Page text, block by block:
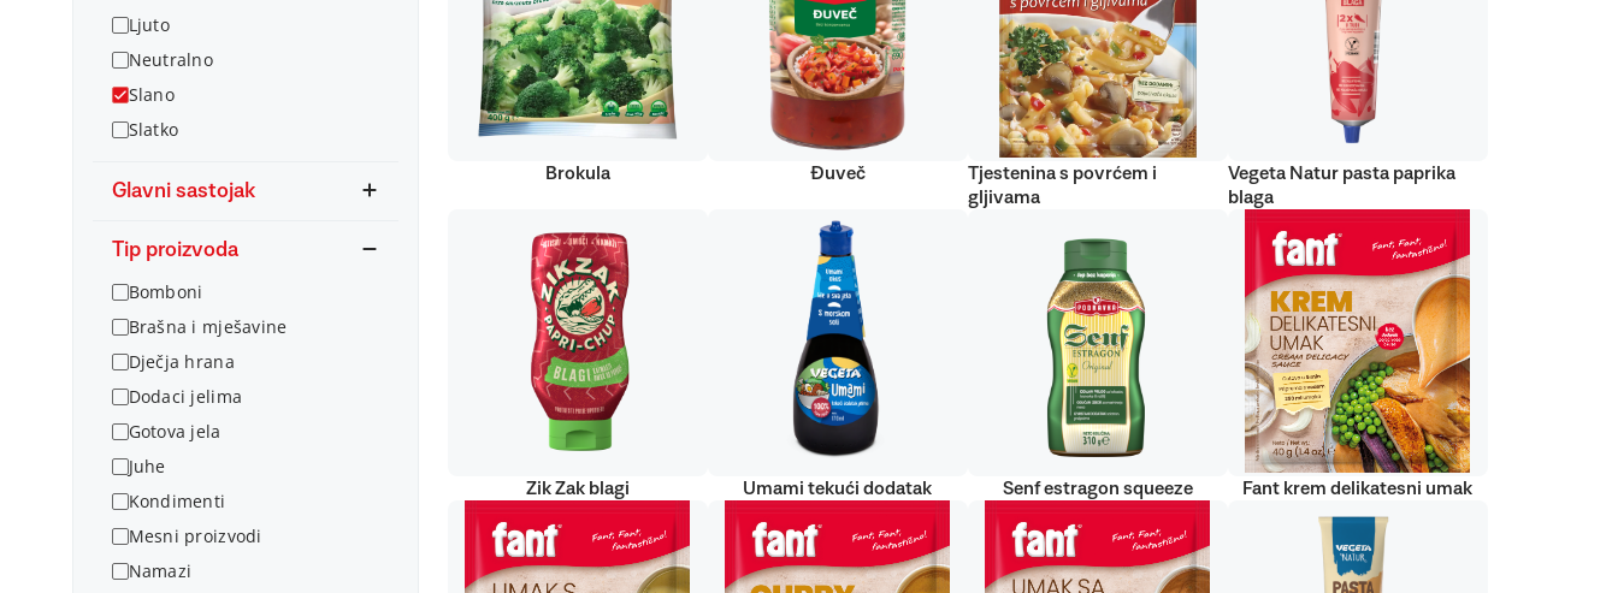
Ljuto
Neutralno
Slano
Slatko
Glavni sastojak
Tip proizvoda
Bomboni
Brašna i mješavine
Dječja hrana
Dodaci jelima
Gotova jela
Juhe
Kondimenti
Mesni proizvodi
Namazi
Brokula Đuveč
Tjestenina s povrćem i
gljivama
Vegeta Natur pasta paprika
blaga
Zik Zak blagi Umami tekući dodatak Senf estragon squeeze Fant krem delikatesni umak